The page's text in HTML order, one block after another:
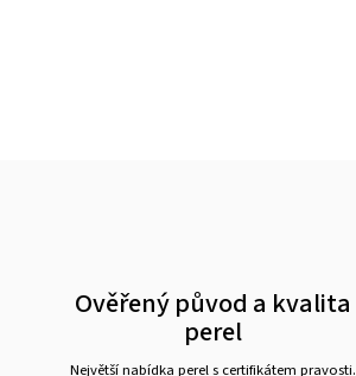
Ověřený původ a kvalita
perel
Největší nabídka perel s certifikátem pravosti.